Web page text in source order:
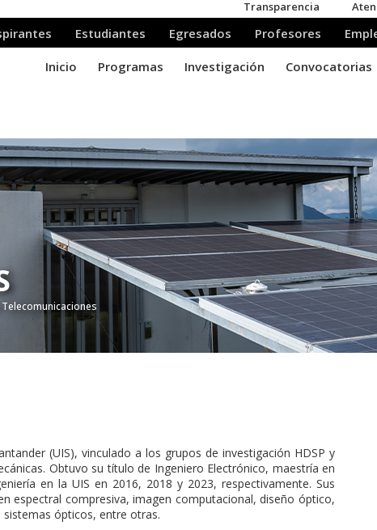
(UIS), vinculado a los grupos de investigación HDSP y
Obtuvo su título de Ingeniero Electrónico, maestría en
en la UIS en 2016, 2018 y 2023, respectivamente. Sus
espectral compresiva, imagen computacional, diseño óptico,
ópticos, entre otras.